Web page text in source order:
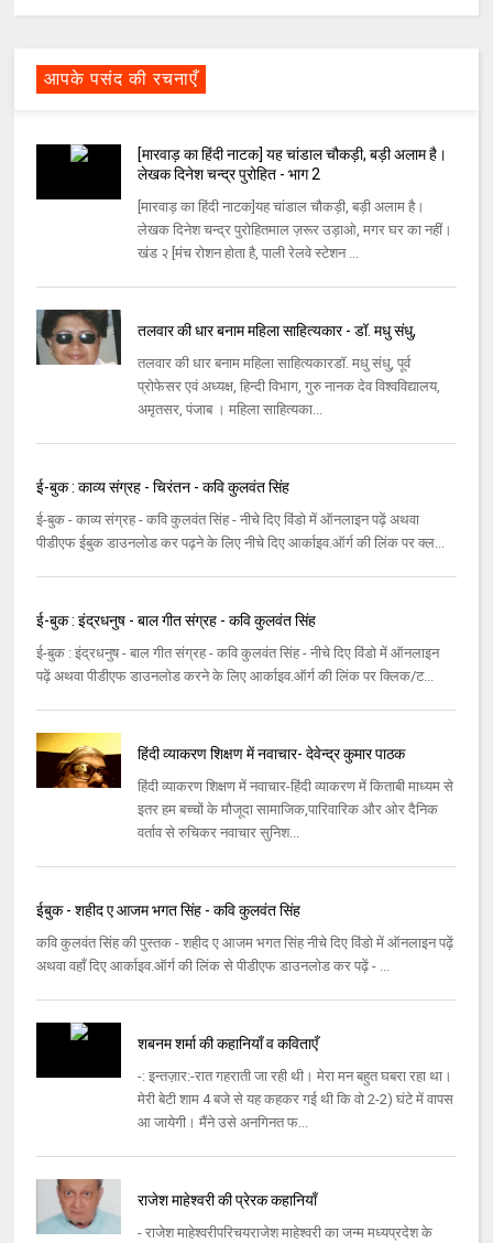
आपके पसंद की रचनाएँ
[मारवाड़ का हिंदी नाटक] यह चांडाल चौकड़ी, बड़ी अलाम है।
लेखक दिनेश चन्द्र पुरोहित - भाग 2
[मारवाड़ का हिंदी नाटक]यह चांडाल चौकड़ी, बड़ी अलाम है।
लेखक दिनेश चन्द्र पुरोहितमाल ज़रूर उड़ाओ, मगर घर का नहीं।
खंड २ [मंच रोशन होता है, पाली रेलवे स्टेशन ...
तलवार की धार बनाम महिला साहित्यकार - डॉ. मधु संधु,
तलवार की धार बनाम महिला साहित्यकारडॉ. मधु संधु, पूर्व
प्रोफेसर एवं अध्यक्ष, हिन्दी विभाग, गुरु नानक देव विश्वविद्यालय,
अमृतसर, पंजाब । महिला साहित्यका...
ई-बुक : काव्य संग्रह - चिरंतन - कवि कुलवंत सिंह
ई-बुक - काव्य संग्रह - कवि कुलवंत सिंह - नीचे दिए विंडो में ऑनलाइन पढ़ें अथवा
पीडीएफ ईबुक डाउनलोड कर पढ़ने के लिए नीचे दिए आर्काइव.ऑर्ग की लिंक पर क्ल...
ई-बुक : इंद्रधनुष - बाल गीत संग्रह - कवि कुलवंत सिंह
ई-बुक : इंद्रधनुष - बाल गीत संग्रह - कवि कुलवंत सिंह - नीचे दिए विंडो में ऑनलाइन
पढ़ें अथवा पीडीएफ डाउनलोड करने के लिए आर्काइव.ऑर्ग की लिंक पर क्लिक/ट...
हिंदी व्याकरण शिक्षण में नवाचार- देवेन्द्र कुमार पाठक
हिंदी व्याकरण शिक्षण में नवाचार-हिंदी व्याकरण में किताबी माध्यम से
इतर हम बच्चों के मौजूदा सामाजिक,पारिवारिक और ओर दैनिक
वर्ताव से रुचिकर नवाचार सुनिश...
ईबुक - शहीद ए आजम भगत सिंह - कवि कुलवंत सिंह
कवि कुलवंत सिंह की पुस्तक - शहीद ए आजम भगत सिंह नीचे दिए विंडो में ऑनलाइन पढ़ें
अथवा वहाँ दिए आर्काइव.ऑर्ग की लिंक से पीडीएफ डाउनलोड कर पढ़ें - ...
शबनम शर्मा की कहानियाँ व कविताएँ
-: इन्तज़ार:-रात गहराती जा रही थी। मेरा मन बहुत घबरा रहा था।
मेरी बेटी शाम 4 बजे से यह कहकर गई थी कि वो 2-2) घंटे में वापस
आ जायेगी। मैंने उसे अनगिनत फ...
राजेश माहेश्वरी की प्रेरक कहानियाँ
- राजेश माहेश्वरीपरिचयराजेश माहेश्वरी का जन्म मध्यप्रदेश के